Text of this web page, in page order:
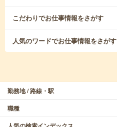
こだわりでお仕事情報をさがす
人気のワードでお仕事情報をさがす
勤務地 / 路線・駅
職種